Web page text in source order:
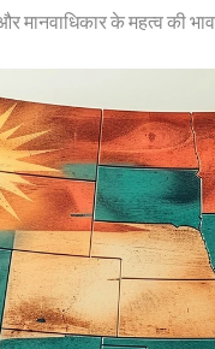
मानवाधिकार के महत्व की